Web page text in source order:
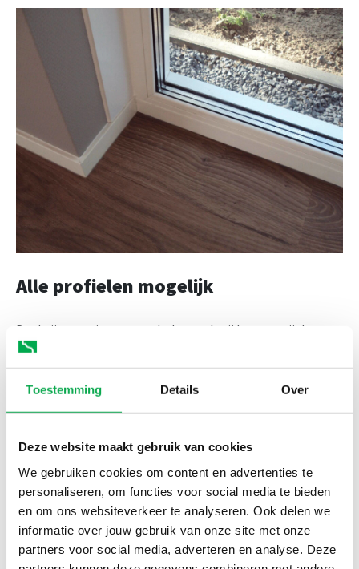
Toestemming Details Over
Deze website maakt gebruik van cookies
We gebruiken cookies om content en advertenties te
personaliseren, om functies voor social media te bieden
en om ons websiteverkeer te analyseren. Ook delen we
informatie over jouw gebruik van onze site met onze
partners voor social media, adverteren en analyse. Deze
Alle profielen mogelijk
Dankzij onze eigen gereedschapmakerij kunnen wij de
profilering van de plint volledig afstemmen op jouw
wensen. Een subtiele afwerking, opvallende look, unieke
hoogte of afwijkende dikte? Alles is mogelijk.
Maatwerk afwerking